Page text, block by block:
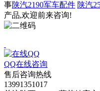
事陕汽2190军车配件 陕汽
产品,欢迎前来咨询!
QQ在线咨询
售后咨询热线
13991351017